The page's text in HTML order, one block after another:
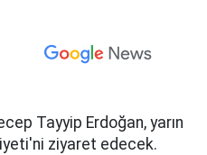
Tayyip Erdoğan, yarın
ziyaret edecek.